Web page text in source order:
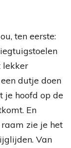
ten eerste:
lekker
dutje doen
je hoofd op de
En
zie je het
Van